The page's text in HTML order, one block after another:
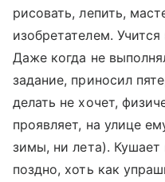
рисовать, лепить,
изобретателем.
Даже когда не
задание, приносил
делать не хочет,
проявляет, на улице
зимы, ни лета).
поздно, хоть как